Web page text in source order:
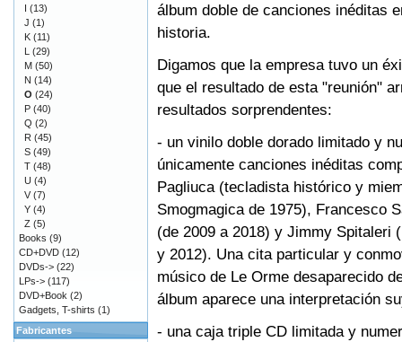
álbum doble de canciones inéditas
historia.
Digamos que la empresa tuvo un
que el resultado de esta "reunión"
resultados sorprendentes:
- un vinilo doble dorado limitado y
únicamente canciones inéditas
Pagliuca (tecladista histórico y
Smogmagica de 1975), Francesco
(de 2009 a 2018) y Jimmy Spitaleri
y 2012). Una cita particular y
músico de Le Orme desaparecido
álbum aparece una interpretación
- una caja triple CD limitada y
I (13)
J (1)
K (11)
L (29)
M (50)
N (14)
O (24)
P (40)
Q (2)
R (45)
S (49)
T (48)
U (4)
V (7)
Y (4)
Z (5)
Books (9)
CD+DVD (12)
DVDs-> (22)
LPs-> (117)
DVD+Book (2)
Gadgets, T-shirts (1)
Fabricantes